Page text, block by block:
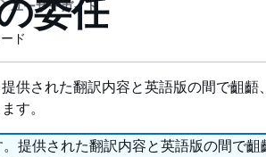
ユーザーガイド
委任
ド
供された翻訳内容と英語版の間で齟齬
す。
提供された翻訳内容と英語版の間で齟